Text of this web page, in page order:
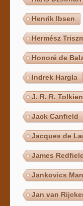
Henrik Ibsen
Hermész
Honoré de
Indrek Hargla
J. R. R. Tolkien
Jack Canfield
Jacques de
James
Jankovics
Jan van